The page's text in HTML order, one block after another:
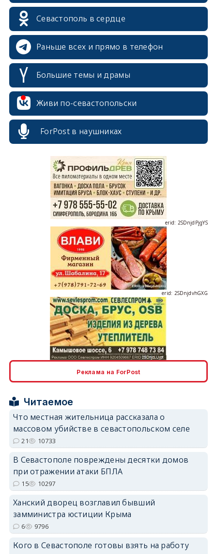
Севастополь в сердце
Раньше всех и прямо в телефон
Большие темы и драмы
Живи по-севастопольски
ForPost в наушниках
erid: 2SDnjdPjgYS
erid: 2SDnjdvhGXG
erid: 2SDnjcLUypt
erid: 2SDnjcrDNw6
Реклама на ForPost
Читаемое
Что местная жительница рассказала о
массовом убийстве в севастопольском селе
21 10733
В Севастополе повреждены десятки домов
при отражении атаки БПЛА
15 10297
Ханский дворец возглавил бывший
замминистра юстиции Крыма
6 9796
Кого в Севастополе готовы взять на работу